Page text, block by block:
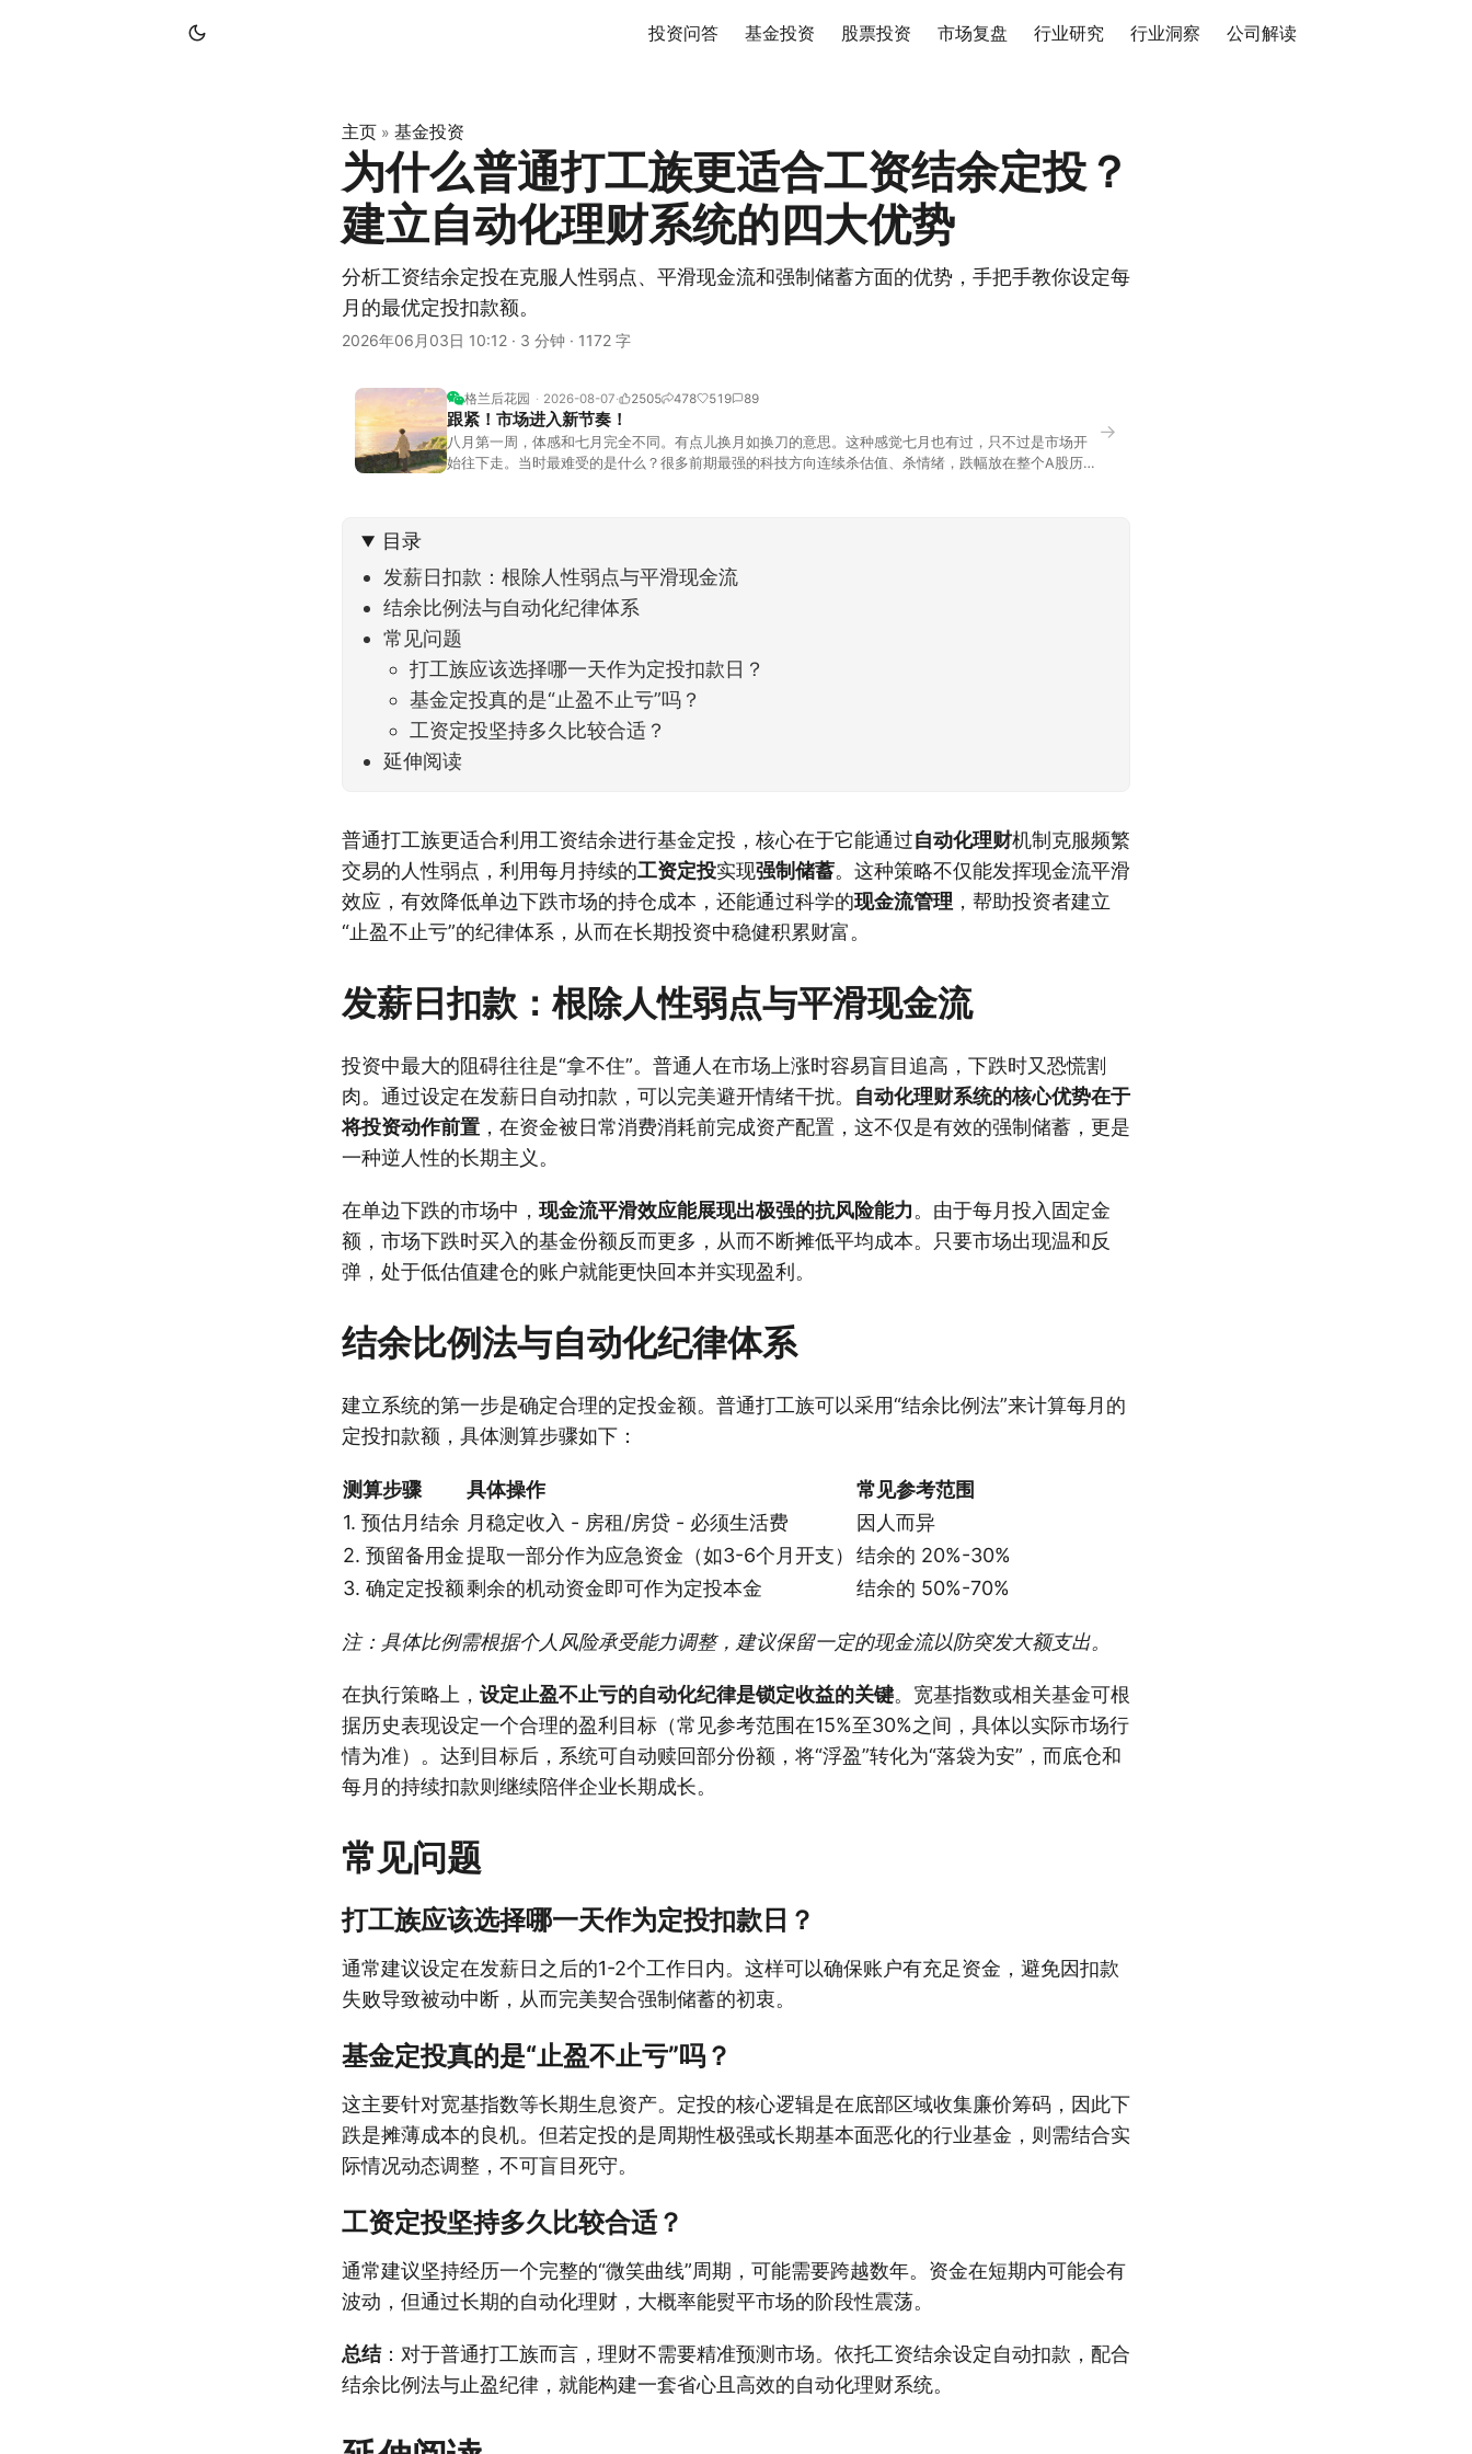
投资问答 基金投资 股票投资 市场复盘 行业研究 行业洞察 公司解读
主页 » 基金投资
为什么普通打工族更适合工资结余定投？
建立自动化理财系统的四大优势
分析工资结余定投在克服人性弱点、平滑现金流和强制储蓄方面的优势，手把手教你设定每
月的最优定投扣款额。
2026年06月03日 10:12 · 3 分钟 · 1172 字
格兰后花园 2026-08-07 2505 478 519 89
跟紧！市场进入新节奏！
八月第一周，体感和七月完全不同。有点儿换月如换刀的意思。这种感觉七月也有过，只不过是市场开
始往下走。当时最难受的是什么？很多前期最强的科技方向连续杀估值、杀情绪，跌幅放在整个A股历史
→
目录
发薪日扣款：根除人性弱点与平滑现金流
结余比例法与自动化纪律体系
常见问题
打工族应该选择哪一天作为定投扣款日？
基金定投真的是“止盈不止亏”吗？
工资定投坚持多久比较合适？
延伸阅读
普通打工族更适合利用工资结余进行基金定投，核心在于它能通过自动化理财机制克服频繁
交易的人性弱点，利用每月持续的工资定投实现强制储蓄。这种策略不仅能发挥现金流平滑
效应，有效降低单边下跌市场的持仓成本，还能通过科学的现金流管理 ，帮助投资者建立
“止盈不止亏”的纪律体系，从而在长期投资中稳健积累财富。
发薪日扣款：根除人性弱点与平滑现金流
投资中最大的阻碍往往是“拿不住”。普通人在市场上涨时容易盲目追高，下跌时又恐慌割
肉。通过设定在发薪日自动扣款，可以完美避开情绪干扰。 自动化理财系统的核心优势在于
将投资动作前置 ，在资金被日常消费消耗前完成资产配置，这不仅是有效的强制储蓄，更是
一种逆人性的长期主义。
在单边下跌的市场中， 现金流平滑效应能展现出极强的抗风险能力。由于每月投入固定金
额，市场下跌时买入的基金份额反而更多，从而不断摊低平均成本。只要市场出现温和反
弹，处于低估值建仓的账户就能更快回本并实现盈利。
结余比例法与自动化纪律体系
建立系统的第一步是确定合理的定投金额。普通打工族可以采用“结余比例法”来计算每月的
定投扣款额，具体测算步骤如下：
测算步骤 具体操作
常见参考范围
1. 预估月结余 月稳定收入 - 房租/房贷 - 必须生活费
因人而异
2. 预留备用金提取一部分作为应急资金（如3-6个月开支） 结余的 20%-30%
3. 确定定投额剩余的机动资金即可作为定投本金 结余的 50%-70%
注：具体比例需根据个人风险承受能力调整，建议保留一定的现金流以防突发大额支出。
在执行策略上， 设定止盈不止亏的自动化纪律是锁定收益的关键。宽基指数或相关基金可根
据历史表现设定一个合理的盈利目标（常见参考范围在15%至30%之间，具体以实际市场行
情为准）。达到目标后，系统可自动赎回部分份额，将“浮盈”转化为“落袋为安”，而底仓和
每月的持续扣款则继续陪伴企业长期成长。
常见问题
打工族应该选择哪一天作为定投扣款日？
通常建议设定在发薪日之后的1-2个工作日内。这样可以确保账户有充足资金，避免因扣款
失败导致被动中断，从而完美契合强制储蓄的初衷。
基金定投真的是“止盈不止亏”吗？
这主要针对宽基指数等长期生息资产。定投的核心逻辑是在底部区域收集廉价筹码，因此下
跌是摊薄成本的良机。但若定投的是周期性极强或长期基本面恶化的行业基金，则需结合实
际情况动态调整，不可盲目死守。
工资定投坚持多久比较合适？
通常建议坚持经历一个完整的“微笑曲线”周期，可能需要跨越数年。资金在短期内可能会有
波动，但通过长期的自动化理财，大概率能熨平市场的阶段性震荡。
总结：对于普通打工族而言，理财不需要精准预测市场。依托工资结余设定自动扣款，配合
结余比例法与止盈纪律，就能构建一套省心且高效的自动化理财系统。